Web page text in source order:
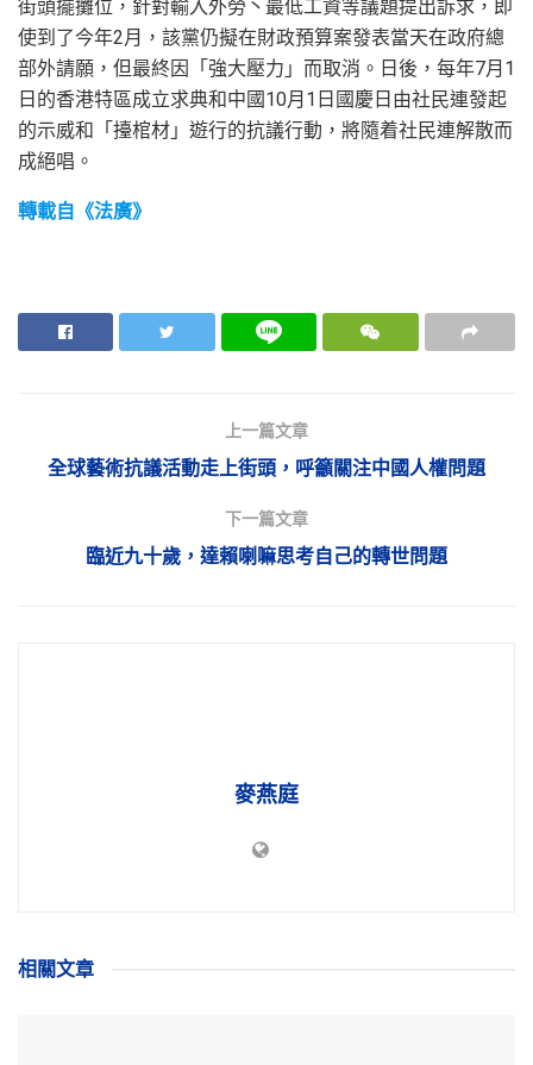
街頭擺攤位，針對輸入外勞丶最低工資等議題提出訴求，即
使到了今年2月，該黨仍擬在財政預算案發表當天在政府總
部外請願，但最終因「強大壓力」而取消。日後，每年7月1
日的香港特區成立求典和中國10月1日國慶日由社民連發起
的示威和「擡棺材」遊行的抗議行動，將隨着社民連解散而
成絕唱。
轉載自《法廣》
上一篇文章
全球藝術抗議活動走上街頭，呼籲關注中國人權問題
下一篇文章
臨近九十歲，達賴喇嘛思考自己的轉世問題
麥燕庭
相關文章